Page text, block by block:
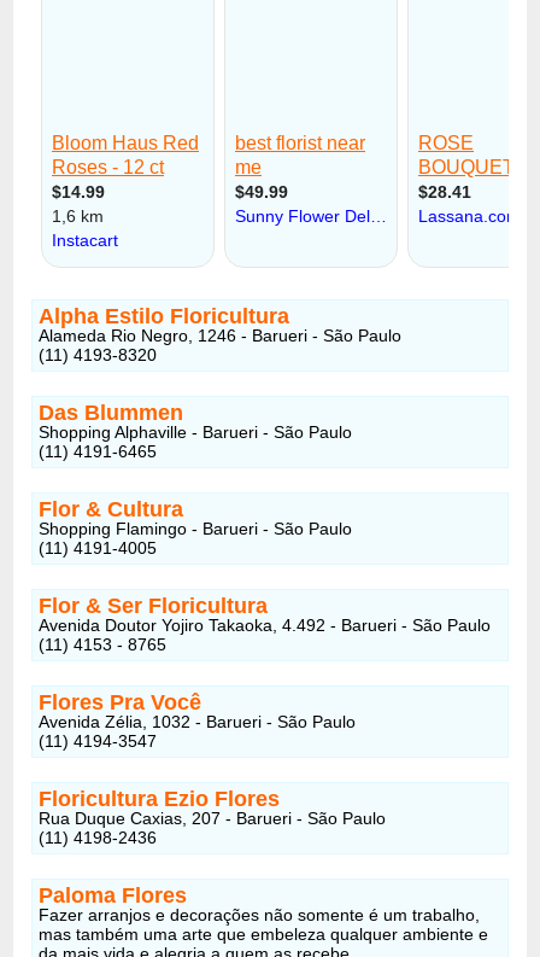
Alpha Estilo Floricultura
Alameda Rio Negro, 1246 - Barueri - São Paulo
(11) 4193-8320
Das Blummen
Shopping Alphaville - Barueri - São Paulo
(11) 4191-6465
Flor & Cultura
Shopping Flamingo - Barueri - São Paulo
(11) 4191-4005
Flor & Ser Floricultura
Avenida Doutor Yojiro Takaoka, 4.492 - Barueri - São Paulo
(11) 4153 - 8765
Flores Pra Você
Avenida Zélia, 1032 - Barueri - São Paulo
(11) 4194-3547
Floricultura Ezio Flores
Rua Duque Caxias, 207 - Barueri - São Paulo
(11) 4198-2436
Paloma Flores
Fazer arranjos e decorações não somente é um trabalho,
mas também uma arte que embeleza qualquer ambiente e
da mais vida e alegria a quem as recebe.